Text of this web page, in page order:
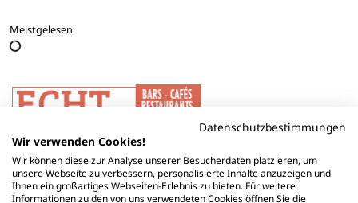
Meistgelesen
Datenschutzbestimmungen
Wir verwenden Cookies!
Wir können diese zur Analyse unserer Besucherdaten platzieren, um
unsere Webseite zu verbessern, personalisierte Inhalte anzuzeigen und
Ihnen ein großartiges Webseiten-Erlebnis zu bieten. Für weitere
Informationen zu den von uns verwendeten Cookies öffnen Sie die